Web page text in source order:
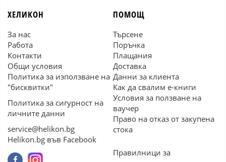
ХЕЛИКОН
За нас
Работа
Контакти
Общи условия
Политика за използване на
"бисквитки"
Политика за сигурност на
личните данни
service@helikon.bg
Helikon.bg във Facebook
ПОМОЩ
Търсене
Поръчка
Плащания
Доставка
Данни за клиента
Как да свалим е-книги
Условия за ползване на
ваучер
Право на отказ от закупена
стока
Правилници за